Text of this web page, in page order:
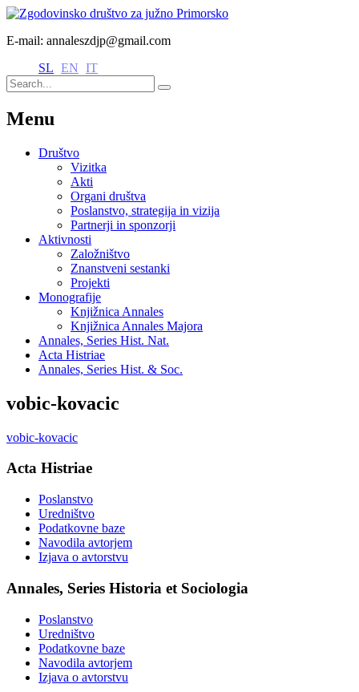
E-mail: annaleszdjp@gmail.com
SL EN IT
Menu
Društvo
Vizitka
Akti
Organi društva
Poslanstvo, strategija in vizija
Partnerji in sponzorji
Aktivnosti
Založništvo
Znanstveni sestanki
Projekti
Monografije
Knjižnica Annales
Knjižnica Annales Majora
Annales, Series Hist. Nat.
Acta Histriae
Annales, Series Hist. & Soc.
vobic-kovacic
vobic-kovacic
Acta Histriae
Poslanstvo
Uredništvo
Podatkovne baze
Navodila avtorjem
Izjava o avtorstvu
Annales, Series Historia et Sociologia
Poslanstvo
Uredništvo
Podatkovne baze
Navodila avtorjem
Izjava o avtorstvu